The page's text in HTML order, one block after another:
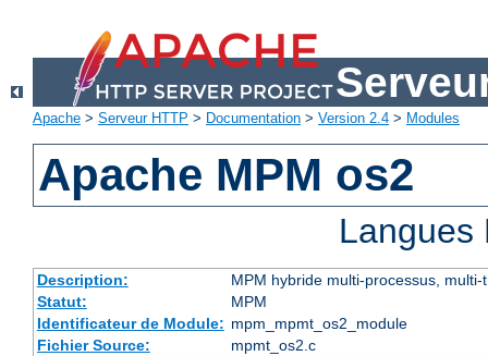
Apache > Serveur HTTP > Documentation > Version 2.4 > Modules
Apache MPM os2
Description:
MPM hybride multi-processus,
Statut:
MPM
Identificateur de Module: mpm_mpmt_os2_module
Fichier Source:
mpmt_os2.c